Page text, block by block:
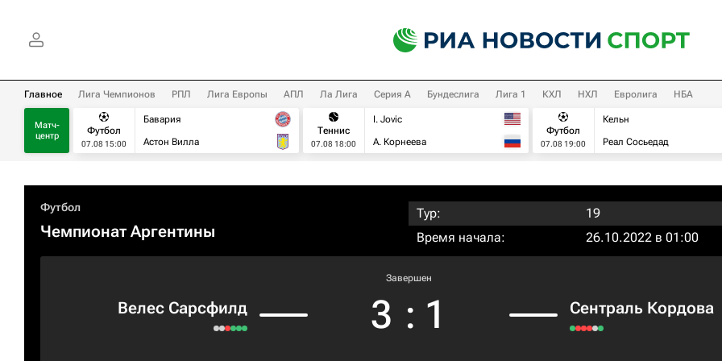
Главное Лига Чемпионов РПЛ Лига Европы АПЛ Ла Лига Серия А Бундеслига Лига 1 КХЛ НХЛ Евролига НБА
Матч-
центр
Футбол
07.08 15:00
Бавария
Астон Вилла
Теннис
07.08 18:00
I. Jovic
А. Корнеева
Футбол
07.08 19:00
Кельн
Реал Сосьедад
Футбол
Чемпионат Аргентины
Тур:
19
Время начала:
26.10.2022 в 01:00
Велес Сарсфилд
Завершен
3 : 1 Сентраль Кордова